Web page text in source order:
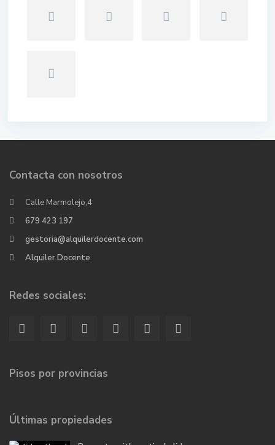
Contacta con nosotros
Calle Marmolejo,4
679 423 197
gestoria@alquilerdocente.com
Alquiler Docente
Redes sociales:
Pisos por provincias
Últimas propiedades